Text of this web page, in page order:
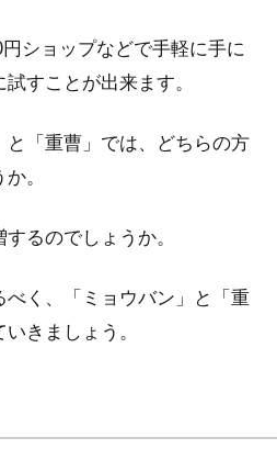
ショップなどで手軽に手に
すことが出来ます。
と「重曹」では、どちらの方
。
るのでしょうか。
く、「ミョウバン」と「重
きましょう。